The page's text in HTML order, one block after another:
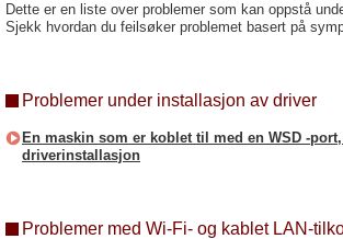
Dette er en liste over problemer som kan oppstå
Sjekk hvordan du feilsøker problemet basert på
Problemer under installasjon av driver
En maskin som er koblet til med en WSD -
driverinstallasjon
Problemer med Wi-Fi- og kablet LAN-